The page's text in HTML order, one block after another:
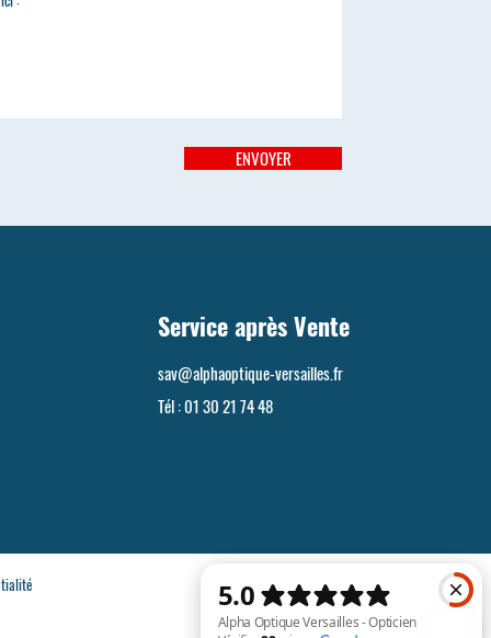
ENVOYER
Service après Vente
sav@alphaoptique-versailles.fr
Tél :01 30 21 74 48